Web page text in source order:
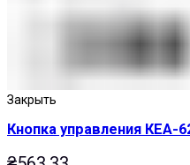
Закрыть
Кнопка управления КЕА-